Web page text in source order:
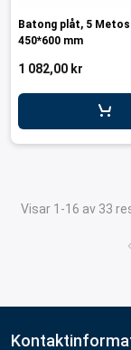
Batong plåt, 5
450*600 mm
1 082,00 kr
Visar 1-16 av 33